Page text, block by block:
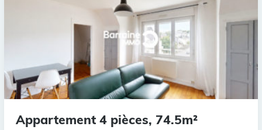
Appartement 4 pièces, 74.5m²